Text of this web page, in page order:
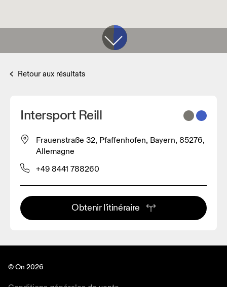
Retour aux résultats
Intersport Reill
Frauenstraße 32, Pfaffenhofen, Bayern, 85276,
Allemagne
+49 8441 788260
Obtenir l'itinéraire
© On 2026